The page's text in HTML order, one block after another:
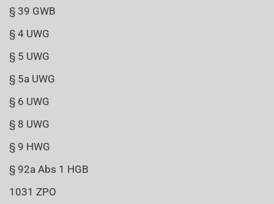
§ 39 GWB
§ 4 UWG
§ 5 UWG
§ 5a UWG
§ 6 UWG
§ 8 UWG
§ 9 HWG
§ 92a Abs 1 HGB
1031 ZPO